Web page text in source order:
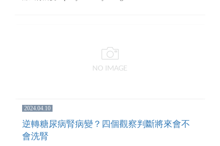
2024.04.10
逆轉糖尿病腎病變？四個觀察判斷將來會不
會洗腎